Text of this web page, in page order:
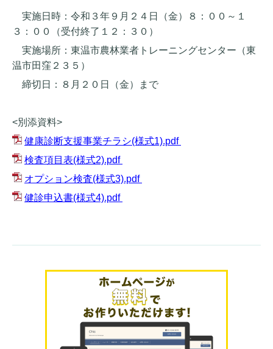
実施日時：令和３年９月２４日（金）８：００～１
３：００（受付終了１２：３０）
実施場所：東温市農林業者トレーニングセンター（東
温市田窪２３５）
締切日：８月２０日（金）まで
<別添資料>
健康診断支援事業チラシ(様式1).pdf
検査項目表(様式2).pdf
オプション検査(様式3).pdf
健診申込書(様式4).pdf